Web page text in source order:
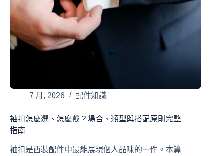
7 月, 2026 配件知識
袖扣怎麼選、怎麼戴？場合、類型與搭配原則完整
指南
袖扣是西裝配件中最能展現個人品味的一件。本篇